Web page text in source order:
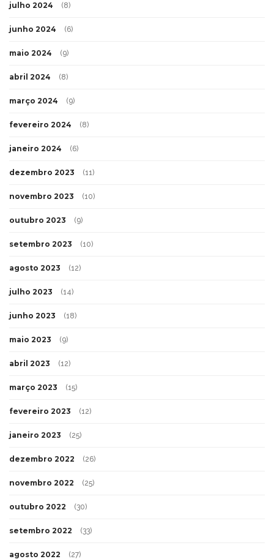
julho 2024 (8)
junho 2024 (6)
maio 2024 (9)
abril 2024 (8)
março 2024 (9)
fevereiro 2024 (8)
janeiro 2024 (6)
dezembro 2023 (11)
novembro 2023 (10)
outubro 2023 (9)
setembro 2023 (10)
agosto 2023 (12)
julho 2023 (14)
junho 2023 (18)
maio 2023 (9)
abril 2023 (12)
março 2023 (15)
fevereiro 2023 (12)
janeiro 2023 (25)
dezembro 2022 (26)
novembro 2022 (25)
outubro 2022 (30)
setembro 2022 (33)
agosto 2022 (27)